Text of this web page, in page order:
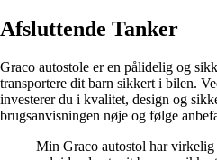
Afsluttende Tanker
Graco autostole er en pålidelig og
transportere dit barn sikkert i bilen.
investerer du i kvalitet, design og
brugsanvisningen nøje og følge
Min Graco autostol har